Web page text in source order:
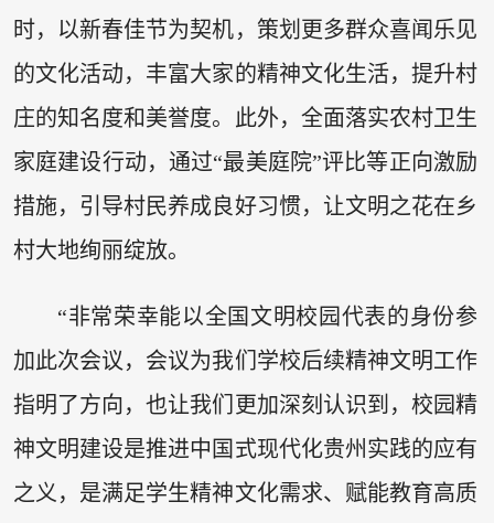
时，以新春佳节为契机，策划更多群众喜闻乐见
的文化活动，丰富大家的精神文化生活，提升村
庄的知名度和美誉度。此外，全面落实农村卫生
家庭建设行动，通过“最美庭院”评比等正向激励
措施，引导村民养成良好习惯，让文明之花在乡
村大地绚丽绽放。
“非常荣幸能以全国文明校园代表的身份参
加此次会议，会议为我们学校后续精神文明工作
指明了方向，也让我们更加深刻认识到，校园精
神文明建设是推进中国式现代化贵州实践的应有
之义，是满足学生精神文化需求、赋能教育高质